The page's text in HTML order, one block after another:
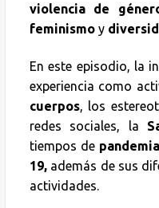
violencia de
feminismo y
En este episodio, la
experiencia como
cuerpos, los
redes sociales, la
tiempos de pandemia
19, además de sus
actividades.